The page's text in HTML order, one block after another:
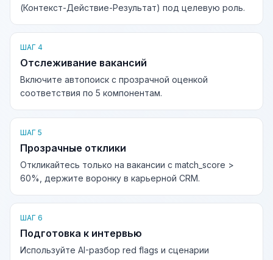
(Контекст-Действие-Результат) под целевую роль.
ШАГ 4
Отслеживание вакансий
Включите автопоиск с прозрачной оценкой
соответствия по 5 компонентам.
ШАГ 5
Прозрачные отклики
Откликайтесь только на вакансии с match_score >
60%, держите воронку в карьерной CRM.
ШАГ 6
Подготовка к интервью
Используйте AI-разбор red flags и сценарии